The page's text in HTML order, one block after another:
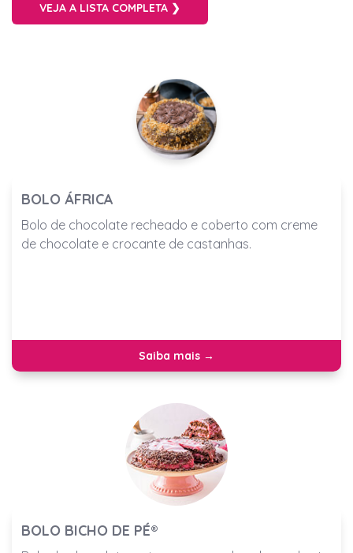
VEJA A LISTA COMPLETA ❯
BOLO ÁFRICA
Bolo de chocolate recheado e coberto com creme
de chocolate e crocante de castanhas.
Saiba mais →
BOLO BICHO DE PÉ®